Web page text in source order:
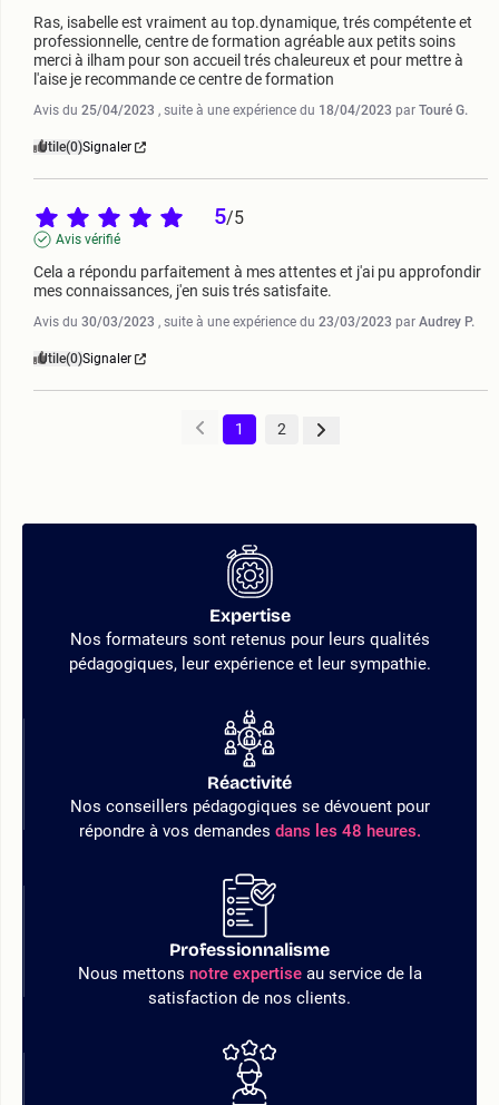
Ras, isabelle est vraiment au top.dynamique, trés compétente et
professionnelle, centre de formation agréable aux petits soins
merci à ilham pour son accueil trés chaleureux et pour mettre à
l'aise je recommande ce centre de formation
Avis du 25/04/2023 , suite à une expérience du 18/04/2023 par Touré G.
Utile(0)Signaler
5/5
Avis vérifié
Cela a répondu parfaitement à mes attentes et j'ai pu approfondir
mes connaissances, j'en suis trés satisfaite.
Avis du 30/03/2023 , suite à une expérience du 23/03/2023 par Audrey P.
Utile(0)Signaler
1 2
Expertise
Nos formateurs sont retenus pour leurs qualités
pédagogiques, leur expérience et leur sympathie.
Réactivité
Nos conseillers pédagogiques se dévouent pour
répondre à vos demandes dans les 48 heures.
Professionnalisme
Nous mettons notre expertiseau service de la
satisfaction de nos clients.